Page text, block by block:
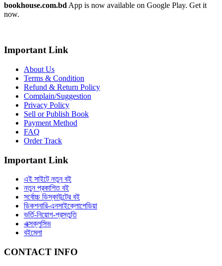
bookhouse.com.bd App is now available on Google Play. Get it
now.
Important Link
About Us
Terms & Condition
Refund & Return Policy
Complain/Suggestion
Privacy Policy
Sell or Publish Book
Payment Method
FAQ
Order Track
Important Link
এই সাইটে নতুন বই
নতুন প্রকাশিত বই
সর্বোচ্চ ডিস্কাউন্টের বই
ডিকশনারি-এনসাইক্লোপেডিয়া
ভর্তি-নিয়োগ-প্রস্তুতি
এক্সক্লুসিভ
বইমেলা
CONTACT INFO